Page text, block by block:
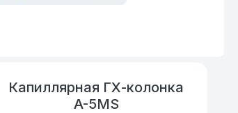
Капиллярная ГХ-колонка
A-5MS